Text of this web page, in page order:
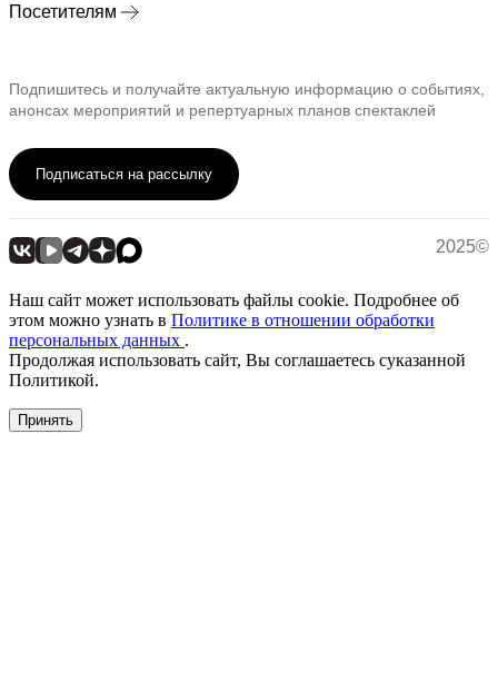
Посетителям
Подпишитесь и получайте актуальную информацию о событиях,
анонсах мероприятий и репертуарных планов спектаклей
Подписаться на рассылку
2025©
Наш сайт может использовать файлы cookie. Подробнее об
этом можно узнать в Политике в отношении обработки
персональных данных .
Продолжая использовать сайт, Вы соглашаетесь суказанной
Политикой.
Принять